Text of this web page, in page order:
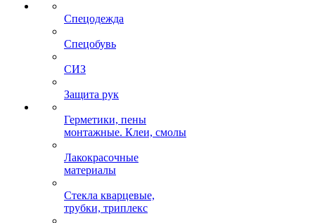
Спецодежда
Спецобувь
СИЗ
Защита рук
Герметики, пены
монтажные. Клеи, смолы
Лакокрасочные
материалы
Стекла кварцевые,
трубки, триплекс